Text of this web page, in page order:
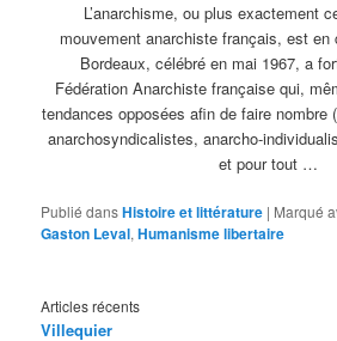
L’anarchisme, ou plus exactement
mouvement anarchiste français, est
Bordeaux, célébré en mai 1967, a
Fédération Anarchiste française qui,
tendances opposées afin de faire nombre
anarchosyndicalistes, anarcho-
et pour tout …
Publié dansHistoire et littérature | Marqué
Gaston Leval,Humanisme libertaire
Articles récents
Villequier